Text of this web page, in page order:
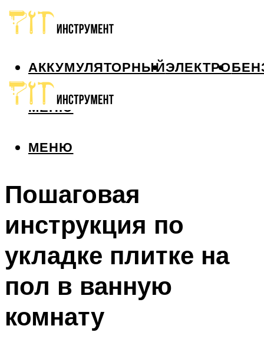
АККУМУЛЯТОРНЫЙЭЛЕКТРО
МЕНЮ
МЕНЮ
Пошаговая
инструкция по
укладке плитке на
пол в ванную
комнату